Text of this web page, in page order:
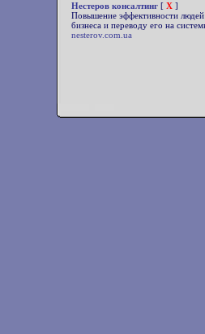
Нестеров консалтинг [ X ]
Повышение эффективности
бизнеса и переводу его на
nesterov.com.ua